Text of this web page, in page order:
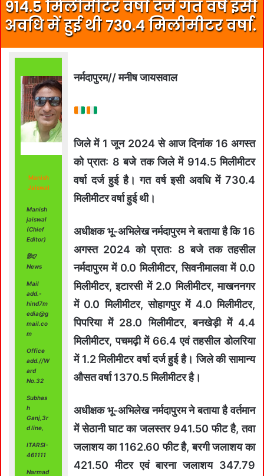
914.5 मिलीमीटर वर्षा दर्ज गत वर्ष इसी
अवधि में हुई थी 730.4 मिलीमीटर वर्षा.
Manish
Jaiswal
Manish
jaiswal
(Chief
Editor)
हिंद7
News
Mail
add.-
hind7m
edia@g
mail.co
m
Office
add.//W
ard
No.32
Subhas
h
Ganj,3r
d line,
ITARSI-
461111
Narmad
नर्मदापुरम// मनीष जायसवाल
जिले में 1 जून 2024 से आज दिनांक 16 अगस्‍त
को प्रात: 8 बजे तक जिले में 914.5 मिलीमीटर
वर्षा दर्ज हुई है। गत वर्ष इसी अवधि में 730.4
मिलीमीटर वर्षा हुई थी।
अधीक्षक भू-अभिलेख नर्मदापुरम ने बताया है कि 16
अगस्‍त 2024 को प्रात: 8 बजे तक तहसील
नर्मदापुरम में 0.0 मिलीमीटर, सिवनीमालवा में 0.0
मिलीमीटर, इटारसी में 2.0 मिलीमीटर, माखननगर
में 0.0 मिलीमीटर, सोहागपुर में 4.0 मिलीमीटर,
पिपरिया में 28.0 मिलीमीटर, बनखेड़ी में 4.4
मिलीमीटर, पचमढ़ी में 66.4 एवं तहसील डोलरिया
में 1.2 मिलीमीटर वर्षा दर्ज हुई है। जिले की सामान्य
औसत वर्षा 1370.5 मिलीमीटर है।
अधीक्षक भू-अभिलेख नर्मदापुरम ने बताया है वर्तमान
में सेठानी घाट का जलस्तर 941.50 फीट है, तवा
जलाशय का 1162.60 फीट है, बरगी जलाशय का
421.50 मीटर एवं बारना जलाशय 347.79